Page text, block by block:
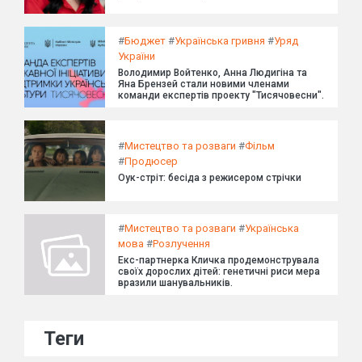
#Бюджет #Українська гривня #Уряд
України
Володимир Войтенко, Анна Людигіна та
Яна Брензей стали новими членами
команди експертів проекту "Тисячовесни".
#Мистецтво та розваги #Фільм
#Продюсер
Оук-стріт: бесіда з режисером стрічки
#Мистецтво та розваги #Українська
мова #Розлучення
Екс-партнерка Кличка продемонструвала
своїх дорослих дітей: генетичні риси мера
вразили шанувальників.
Теги